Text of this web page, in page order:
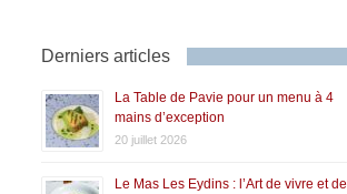
Derniers articles
La Table de Pavie pour un menu à 4
mains d’exception
20 juillet 2026
Le Mas Les Eydins : l’Art de vivre et de